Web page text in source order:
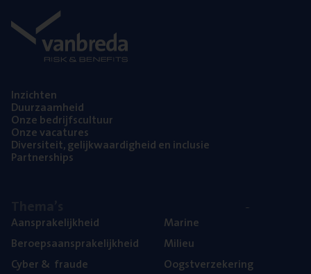
Inzich­ten
Duur­zaam­heid
Onze bedrijfs­cul­tuur
Onze vaca­tu­res
Diver­si­teit, gelijk­waar­dig­heid en inclusie
Part­ner­ships
Aan­spra­ke­lijk­heid
Beroeps­aan­spra­ke­lijk­heid
Cyber& fraude
Mari­ne
Mili­eu
Oogst­ver­ze­ke­ring